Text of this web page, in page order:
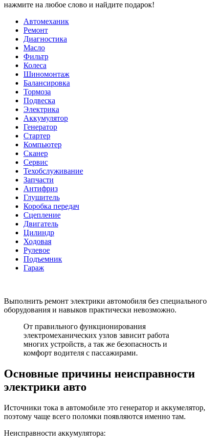
нажмите на любое слово и найдите подарок!
Автомеханик
Ремонт
Диагностика
Масло
Фильтр
Колеса
Шиномонтаж
Балансировка
Тормоза
Подвеска
Электрика
Аккумулятор
Генератор
Стартер
Компьютер
Сканер
Сервис
Техобслуживание
Запчасти
Антифриз
Глушитель
Коробка передач
Сцепление
Двигатель
Цилиндр
Ходовая
Рулевое
Подъемник
Гараж
Выполнить ремонт электрики автомобиля без специального
оборудования и навыков практически невозможно.
От правильного функционирования
электромеханических узлов зависит работа
многих устройств, а так же безопасность и
комфорт водителя с пассажирами.
Основные причины неисправности
электрики авто
Источники тока в автомобиле это генератор и аккумелятор,
поэтому чаще всего поломки появляются именно там.
Неисправности аккумулятора: